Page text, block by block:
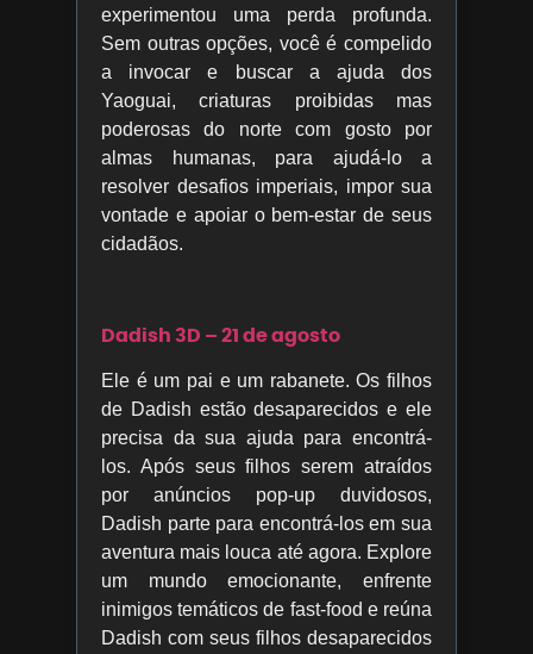
experimentou uma perda profunda.
Sem outras opções, você é compelido
a invocar e buscar a ajuda dos
Yaoguai, criaturas proibidas mas
poderosas do norte com gosto por
almas humanas, para ajudá-lo a
resolver desafios imperiais, impor sua
vontade e apoiar o bem-estar de seus
cidadãos.
Dadish 3D – 21 de agosto
Ele é um pai e um rabanete. Os filhos
de Dadish estão desaparecidos e ele
precisa da sua ajuda para encontrá-
los. Após seus filhos serem atraídos
por anúncios pop-up duvidosos,
Dadish parte para encontrá-los em sua
aventura mais louca até agora. Explore
um mundo emocionante, enfrente
inimigos temáticos de fast-food e reúna
Dadish com seus filhos desaparecidos